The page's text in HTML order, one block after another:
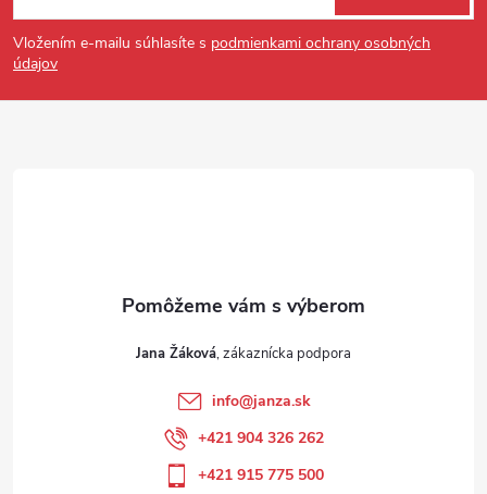
Vložením e-mailu súhlasíte s podmienkami ochrany osobných
údajov
Jana Žáková
info@janza.sk
+421 904 326 262
+421 915 775 500